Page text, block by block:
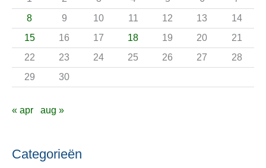
a
r
:
8
9 10 11 12 13
14
15
16 17 18 19 20
21
22
23 24 25 26 27
28
29
30
« apr aug »
Categorieën